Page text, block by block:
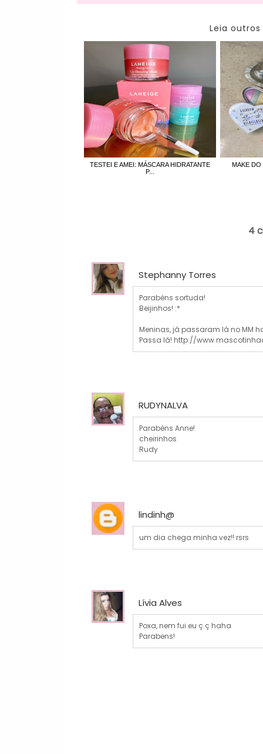
Leia
TESTEI E AMEI: MÁSCARA HIDRATANTE
P...
MAKE DO
4
Stephanny Torres
Parabéns sortuda!
Beijinhos! :*
Meninas, já passaram lá no MM
Passa lá! http://
RUDYNALVA
Parabéns Anne!
cheirinhos
Rudy
lindinh@
um dia chega minha vez!! rsrs
Lívia Alves
Poxa, nem fui eu ç.ç haha
Parabens!